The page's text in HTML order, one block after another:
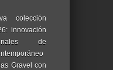
colección
innovación
de
Gravel con